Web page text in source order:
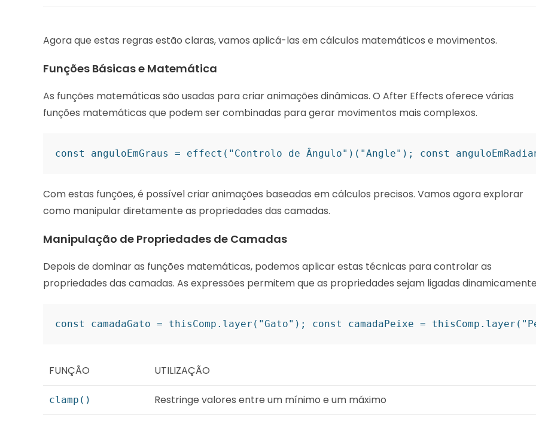
Agora que estas regras estão claras, vamos aplicá-las em cálculos matemáticos e movimentos.
Funções Básicas e Matemática
As funções matemáticas são usadas para criar animações dinâmicas. O After Effects oferece várias
funções matemáticas que podem ser combinadas para gerar movimentos mais complexos.
const anguloEmGraus = effect("Controlo de Ângulo")("Angle"); const
Com estas funções, é possível criar animações baseadas em cálculos precisos. Vamos agora explorar
como manipular diretamente as propriedades das camadas.
Manipulação de Propriedades de Camadas
Depois de dominar as funções matemáticas, podemos aplicar estas técnicas para controlar as
propriedades das camadas. As expressões permitem que as propriedades sejam ligadas
const camadaGato = thisComp.layer("Gato"); const camadaPeixe =
FUNÇÃO UTILIZAÇÃO
clamp() Restringe valores entre um mínimo e um máximo